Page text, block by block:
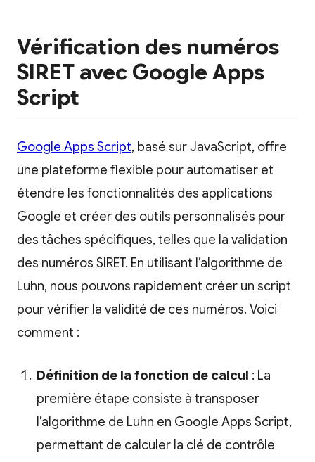
Vérification des numéros
SIRET avec Google Apps
Script
Google Apps Script, basé sur JavaScript, offre
une plateforme flexible pour automatiser et
étendre les fonctionnalités des applications
Google et créer des outils personnalisés pour
des tâches spécifiques, telles que la validation
des numéros SIRET. En utilisant l’algorithme de
Luhn, nous pouvons rapidement créer un script
pour vérifier la validité de ces numéros. Voici
comment :
Définition de la fonction de calcul : La
première étape consiste à transposer
l’algorithme de Luhn en Google Apps Script,
permettant de calculer la clé de contrôle